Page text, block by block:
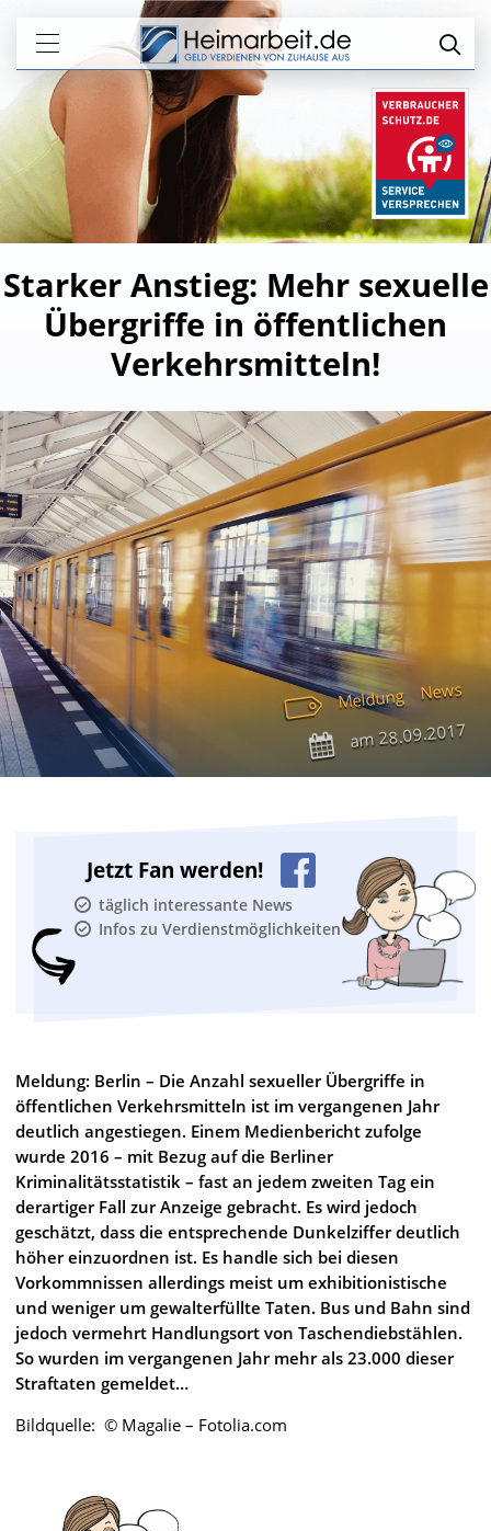
Starker Anstieg: Mehr sexuelle
Übergriffe in öffentlichen
Verkehrsmitteln!
Meldung News
am28.09.2017
Jetzt Fan werden!
täglich interessante News
Infos zu Verdienstmöglichkeiten
Meldung: Berlin – Die Anzahl sexueller Übergriffe in
öffentlichen Verkehrsmitteln ist im vergangenen Jahr
deutlich angestiegen. Einem Medienbericht zufolge
wurde 2016 – mit Bezug auf die Berliner
Kriminalitätsstatistik – fast an jedem zweiten Tag ein
derartiger Fall zur Anzeige gebracht. Es wird jedoch
geschätzt, dass die entsprechende Dunkelziffer deutlich
höher einzuordnen ist. Es handle sich bei diesen
Vorkommnissen allerdings meist um exhibitionistische
und weniger um gewalterfüllte Taten. Bus und Bahn sind
jedoch vermehrt Handlungsort von Taschendiebstählen.
So wurden im vergangenen Jahr mehr als 23.000 dieser
Straftaten gemeldet…
Bildquelle: © Magalie – Fotolia.com